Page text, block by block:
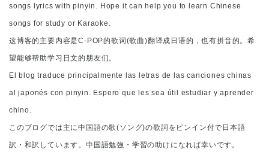
songs lyrics with pinyin. Hope it can help you to learn Chinese
songs for study or Karaoke.
这博客的主要内容是C-POP的歌词(歌曲)翻译成日语的，也有拼音的。希
望能够帮助学习日文的朋友们。
El blog traduce principalmente las letras de las canciones chinas
al japonés con pinyin. Espero que les sea útil estudiar y aprender
chino.
このブログでは主に中国語の歌(ソング)の歌詞をピンイン付で日本語
訳・和訳しています。中国語勉強・学習の助けになれば幸いです。